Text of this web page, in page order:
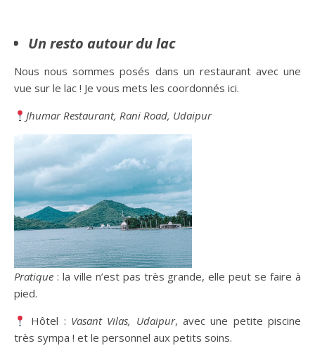
Un resto autour du lac
Nous nous sommes posés dans un restaurant avec une
vue sur le lac ! Je vous mets les coordonnés ici.
Jhumar Restaurant, Rani Road, Udaipur
Pratique : la ville n’est pas très grande, elle peut se faire à
pied.
Hôtel : Vasant Vilas, Udaipur, avec une petite piscine
très sympa ! et le personnel aux petits soins.